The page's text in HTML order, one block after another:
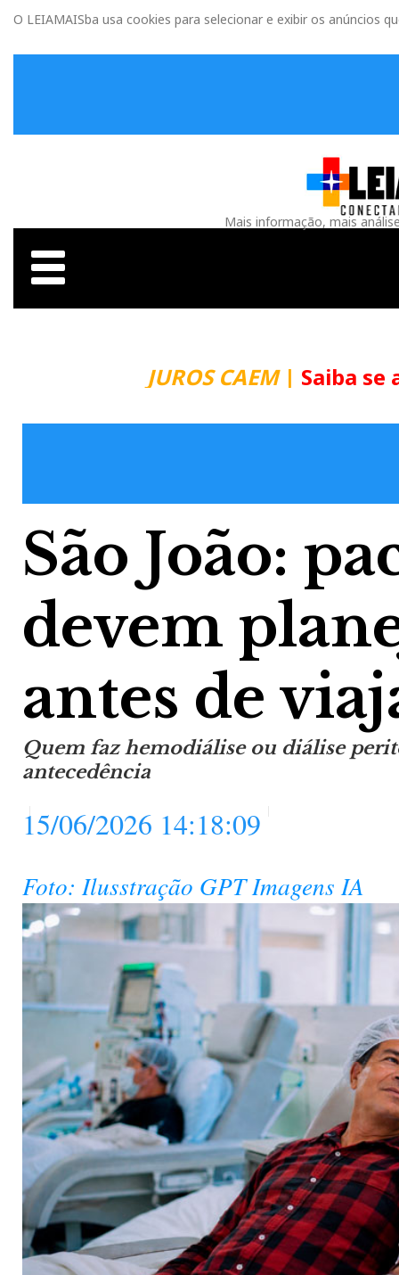
O LEIAMAISba usa cookies para selecionar e exibir os anúncios
Mais informação, mais
JUROS CAEM| Saiba se
São João:
devem
antes de
Quem faz hemodiálise ou diálise
antecedência
15/06/2026 14:18:09
Foto: Ilusstração GPT Imagens IA